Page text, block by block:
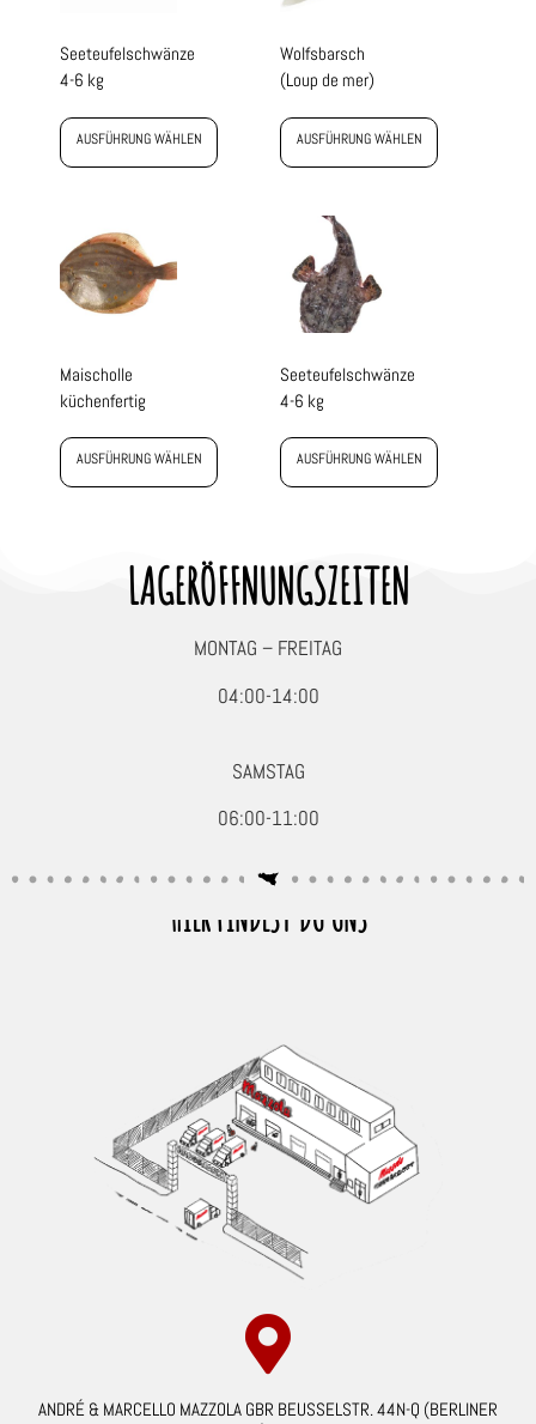
Seeteufelschwänze
4-6 kg
AUSFÜHRUNG WÄHLEN
Wolfsbarsch
(Loup de mer)
AUSFÜHRUNG WÄHLEN
Maischolle
küchenfertig
AUSFÜHRUNG WÄHLEN
Seeteufelschwänze
4-6 kg
AUSFÜHRUNG WÄHLEN
LAGERÖFFNUNGSZEITEN
MONTAG – FREITAG
04:00-14:00
SAMSTAG
06:00-11:00
HIER FINDEST DU UNS
ANDRÉ & MARCELLO MAZZOLA GBR BEUSSELSTR. 44N-Q (BERLINER